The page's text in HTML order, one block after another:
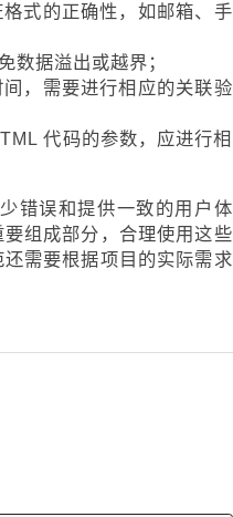
式的正确性，如邮箱、手
数据溢出或越界；
，需要进行相应的关联验
代码的参数，应进行相
错误和提供一致的用户体
组成部分，合理使用这些
需要根据项目的实际需求